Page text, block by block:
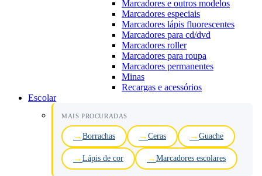
Marcadores e outros modelos
Marcadores especiais
Marcadores lápis fluorescentes
Marcadores para cd/dvd
Marcadores roller
Marcadores para roupa
Marcadores permanentes
Minas
Recargas e acessórios
Escolar
MAIS PROCURADAS
Borrachas Ceras Guache
Lápis de cor Marcadores escolares